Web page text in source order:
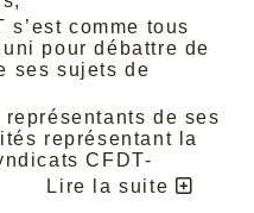
s’est comme tous
pour débattre de
ses sujets de
de ses
représentant la
CFDT-
Quiberon, du 02 au
Lire la suite